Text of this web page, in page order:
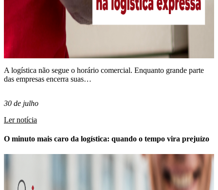
A logística não segue o horário comercial. Enquanto grande parte
das empresas encerra suas…
30 de julho
Ler notícia
O minuto mais caro da logística: quando o tempo vira prejuízo